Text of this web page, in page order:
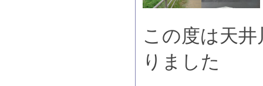
この度は天
りました